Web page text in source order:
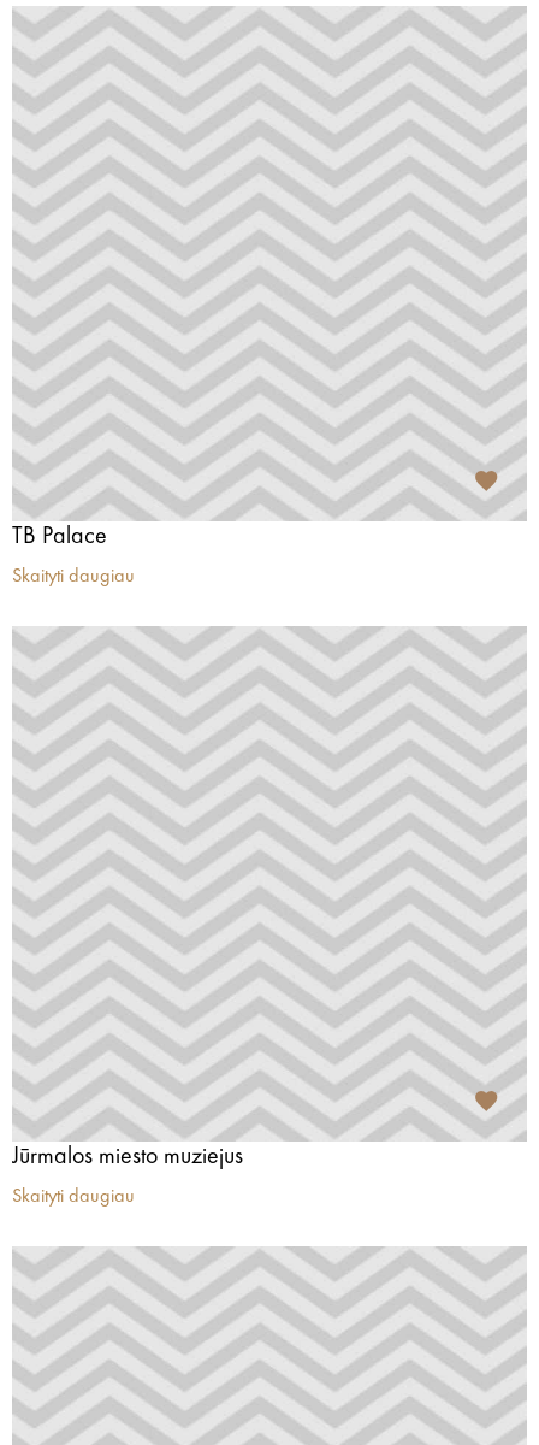
TB Palace
Skaityti daugiau
Jūrmalos miesto muziejus
Skaityti daugiau